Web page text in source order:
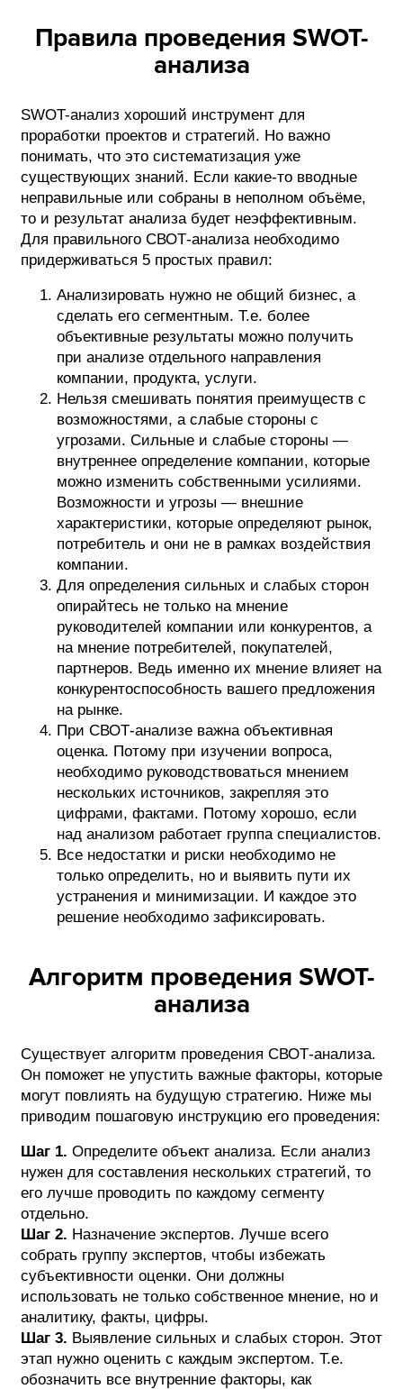
Правила проведения SWOT-
анализа
SWOT-анализ хороший инструмент для
проработки проектов и стратегий. Но важно
понимать, что это систематизация уже
существующих знаний. Если какие-то вводные
неправильные или собраны в неполном объёме,
то и результат анализа будет неэффективным.
Для правильного СВОТ-анализа необходимо
придерживаться 5 простых правил:
Анализировать нужно не общий бизнес, а
сделать его сегментным. Т.е. более
объективные результаты можно получить
при анализе отдельного направления
компании, продукта, услуги.
Нельзя смешивать понятия преимуществ с
возможностями, а слабые стороны с
угрозами. Сильные и слабые стороны —
внутреннее определение компании, которые
можно изменить собственными усилиями.
Возможности и угрозы — внешние
характеристики, которые определяют рынок,
потребитель и они не в рамках воздействия
компании.
Для определения сильных и слабых сторон
опирайтесь не только на мнение
руководителей компании или конкурентов, а
на мнение потребителей, покупателей,
партнеров. Ведь именно их мнение влияет на
конкурентоспособность вашего предложения
на рынке.
При СВОТ-анализе важна объективная
оценка. Потому при изучении вопроса,
необходимо руководствоваться мнением
нескольких источников, закрепляя это
цифрами, фактами. Потому хорошо, если
над анализом работает группа специалистов.
Все недостатки и риски необходимо не
только определить, но и выявить пути их
устранения и минимизации. И каждое это
решение необходимо зафиксировать.
Алгоритм проведения SWOT-
анализа
Существует алгоритм проведения СВОТ-анализа.
Он поможет не упустить важные факторы, которые
могут повлиять на будущую стратегию. Ниже мы
приводим пошаговую инструкцию его проведения:
Шаг 1. Определите объект анализа. Если анализ
нужен для составления нескольких стратегий, то
его лучше проводить по каждому сегменту
отдельно.
Шаг 2. Назначение экспертов. Лучше всего
собрать группу экспертов, чтобы избежать
субъективности оценки. Они должны
использовать не только собственное мнение, но и
аналитику, факты, цифры.
Шаг 3. Выявление сильных и слабых сторон. Этот
этап нужно оценить с каждым экспертом. Т.е.
обозначить все внутренние факторы, как